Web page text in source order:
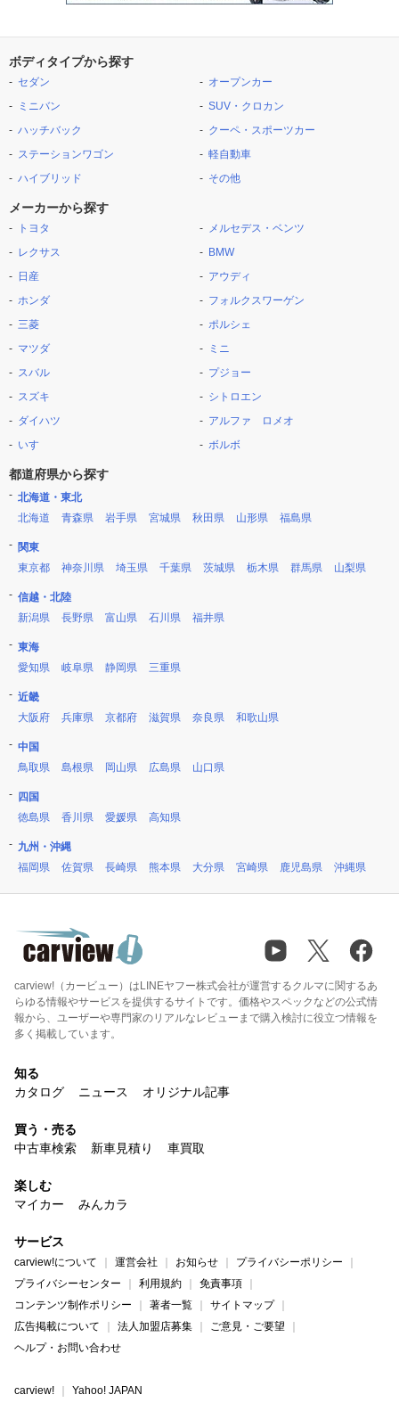
ボディタイプから探す
セダン
ミニバン
ハッチバック
ステーションワゴン
ハイブリッド
オープンカー
SUV・クロカン
クーペ・スポーツカー
軽自動車
その他
メーカーから探す
トヨタ
レクサス
日産
ホンダ
三菱
マツダ
スバル
スズキ
ダイハツ
いすゞ
メルセデス・ベンツ
BMW
アウディ
フォルクスワーゲン
ポルシェ
ミニ
プジョー
シトロエン
アルファ ロメオ
ボルボ
都道府県から探す
北海道・東北
北海道
青森県 岩手県 宮城県 秋田県 山形県 福島県
関東
東京都
神奈川県 埼玉県 千葉県 茨城県 栃木県 群馬県 山梨県
信越・北陸
新潟県
長野県 富山県 石川県 福井県
東海
愛知県
岐阜県 静岡県 三重県
近畿
大阪府
兵庫県 京都府 滋賀県 奈良県 和歌山県
中国
鳥取県
島根県 岡山県 広島県 山口県
四国
徳島県
香川県 愛媛県 高知県
九州・沖縄
福岡県
佐賀県 長崎県 熊本県 大分県 宮崎県 鹿児島県 沖縄県
carview!（カービュー）はLINEヤフー株式会社が運営するクルマに関するあ
らゆる情報やサービスを提供するサイトです。価格やスペックなどの公式情
報から、ユーザーや専門家のリアルなレビューまで購入検討に役立つ情報を
多く掲載しています。
知る
カタログ
ニュース オリジナル記事
買う・売る
中古車検索
新車見積り 車買取
楽しむ
マイカー
みんカラ
サービス
carview!について 運営会社 お知らせ
プライバシーポリシー
プライバシーセンター
利用規約
免責事項
コンテンツ制作ポリシー
著者一覧
サイトマップ
広告掲載について
法人加盟店募集
ご意見・ご要望
ヘルプ・お問い合わせ
carview! Yahoo! JAPAN